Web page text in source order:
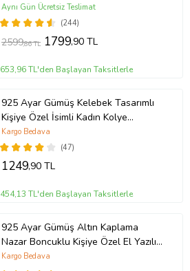
(244)
Aynı Gün Ücretsiz Teslimat
2599,86 TL 1799,90 TL
653,96 TL'den Başlayan Taksitlerle
925 Ayar Gümüş Kelebek Tasarımlı
Kişiye Özel İsimli Kadın Kolye
Anneye Hediye,Sevgiliye
Hediye,Arkadaşa Hediye,Doğum
Günü Hediyesi,Eşe Hediye
(47)
Kargo Bedava
1249,90 TL
454,13 TL'den Başlayan Taksitlerle
925 Ayar Gümüş Altın Kaplama
Nazar Boncuklu Kişiye Özel El Yazılı
Kolye (Sarı)
Kargo Bedava